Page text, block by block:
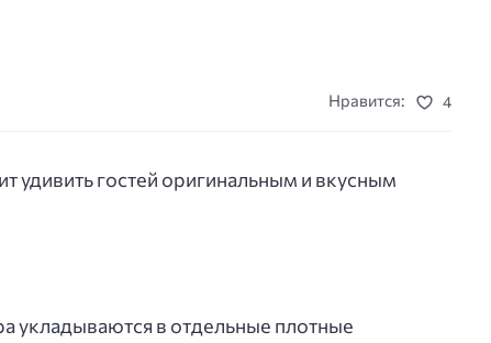
Нравится: 4
удивить гостей оригинальным и вкусным
укладываются в отдельные плотные